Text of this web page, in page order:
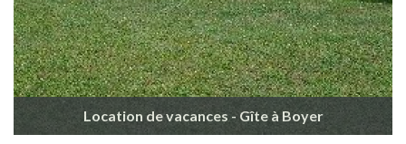
Location de vacances - Gîte à Boyer